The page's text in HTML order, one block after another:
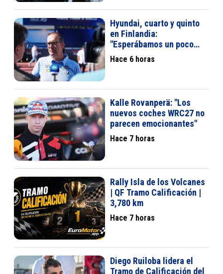
Hyundai, cuarto y quinto
en Finlandia:
"Esperábamos un poco
más", admite Wheatley
Hace 6 horas
Kalle Rovanperä: "Los
nuevos coches WRC27 no
parecen emocionantes"
Hace 7 horas
Rally Isla de los Volcanes
| QF Tramo Calificación |
3,780 km
Hace 7 horas
Diego Ruiloba lidera el
Tramo de Calificación del